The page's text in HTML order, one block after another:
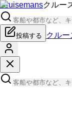
Cruisemansクルー
投稿する クル